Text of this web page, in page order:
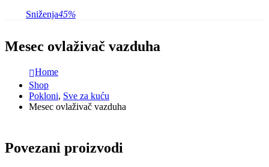
Sniženja45%
Mesec ovlaživač vazduha
Home
Shop
Pokloni, Sve za kuću
Mesec ovlaživač vazduha
Povezani proizvodi